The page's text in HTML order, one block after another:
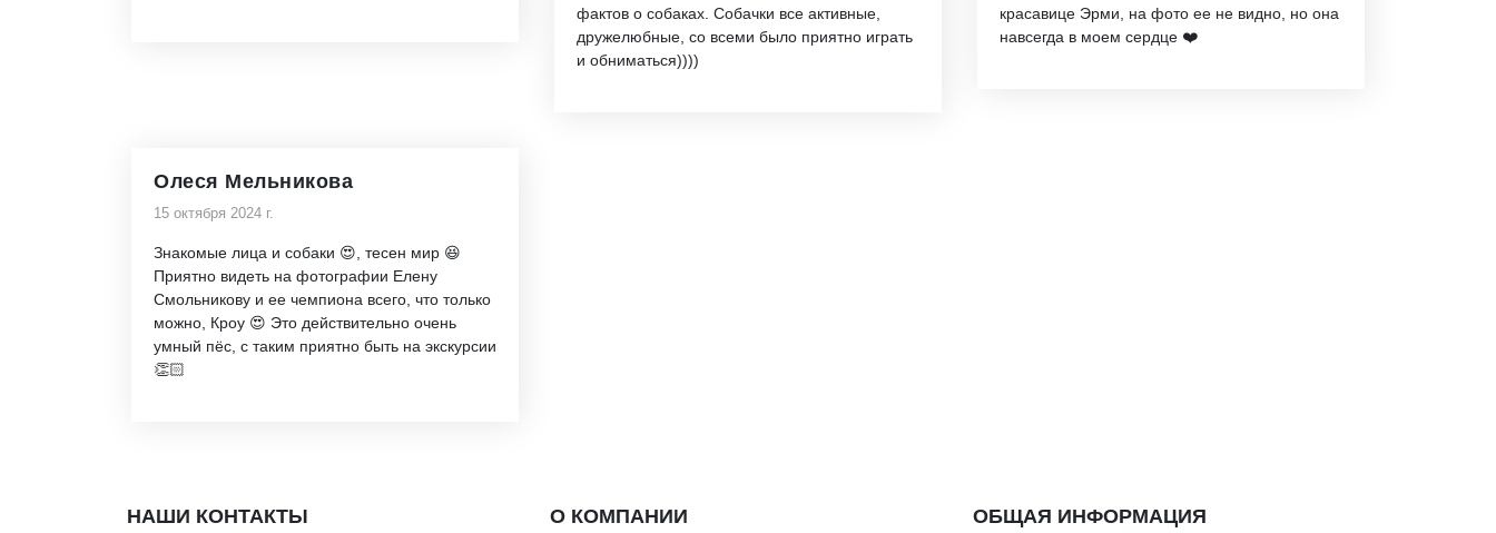
фактов о собаках. Собачки все активные,
дружелюбные, со всеми было приятно играть
и обниматься))))
красавице Эрми, на фото ее не видно, но она
навсегда в моем сердце ❤️
Олеся Мельникова
15 октября 2024 г.
Знакомые лица и собаки 😍, тесен мир 😆
Приятно видеть на фотографии Елену
Смольникову и ее чемпиона всего, что только
можно, Кроу 😍 Это действительно очень
умный пёс, с таким приятно быть на экскурсии
👏🏻
НАШИ КОНТАКТЫ О КОМПАНИИ ОБЩАЯ ИНФОРМАЦИЯ